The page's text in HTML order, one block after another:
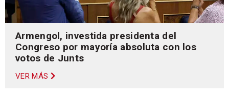
Armengol, investida presidenta del
Congreso por mayoría absoluta con los
votos de Junts
VER MÁS